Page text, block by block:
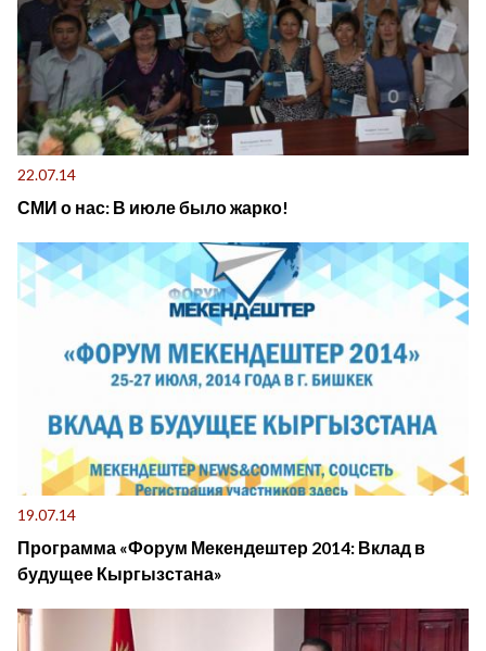
22.07.14
СМИ о нас: В июле было жарко!
19.07.14
Программа «Форум Мекендештер 2014: Вклад в
будущее Кыргызстана»